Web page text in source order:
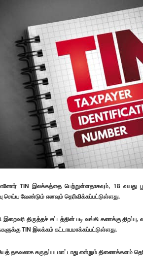
TIN இலக்கத்தை பெற்றுள்ளதாகவும், 18 வயது
செய்ய வேண்டும் எனவும் தெரிவிக்கப்பட்டுள்ளது.
திருத்தச் சட்டத்தின் படி வங்கி கணக்கு திறப்பு,
TIN இலக்கம் கட்டாயமாக்கப்பட்டுள்ளது.
தகவலாக கருதப்படமாட்டாது என்றும் திணைக்களம்